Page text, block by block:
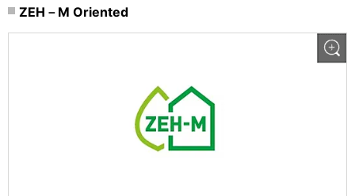
ZEH－M Oriented